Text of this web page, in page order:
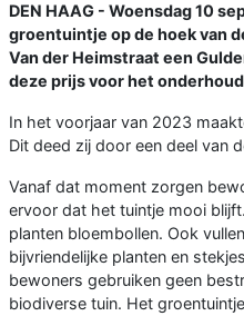
DEN HAAG - Woensdag 10
groentuintje op de hoek van
Van der Heimstraat een
deze prijs voor het
In het voorjaar van 2023
Dit deed zij door een deel van
Vanaf dat moment zorgen
ervoor dat het tuintje mooi
planten bloembollen. Ook
bijvriendelijke planten en
bewoners gebruiken geen
biodiverse tuin. Het